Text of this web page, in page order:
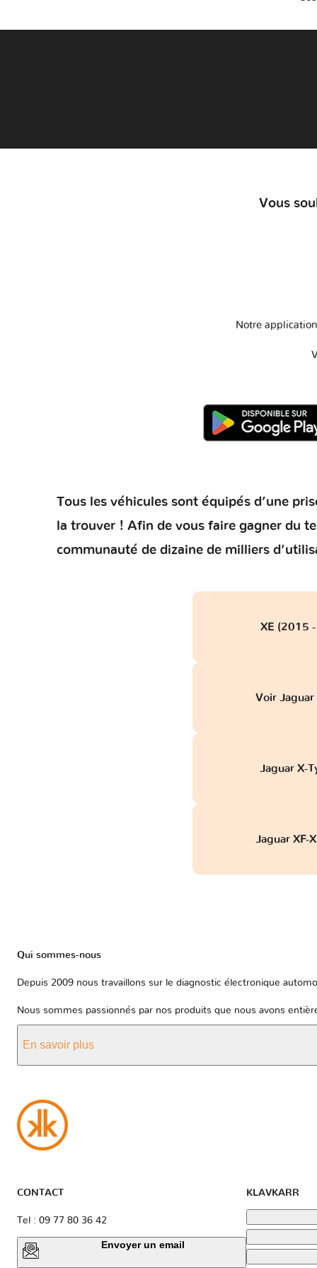
Vous
Notre
Tous les véhicules sont équipés d’une
la trouver ! Afin de vous faire gagner du
communauté de dizaine de milliers
XE (2015
Voir
Jaguar X-
Jaguar XF-
Qui sommes-nous
Depuis 2009 nous travaillons sur le diagnostic électronique
Nous sommes passionnés par nos produits que nous avons
En savoir plus
CONTACT
Tel : 09 77 80 36 42
Envoyer un email
KLAVKARR